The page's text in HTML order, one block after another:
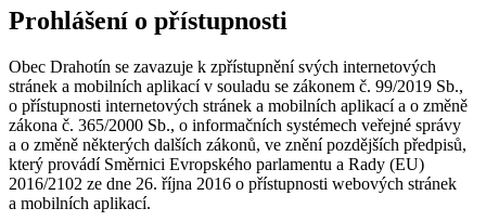
Prohlášení o přístupnosti
Obec Drahotín se zavazuje k zpřístupnění svých internetových
stránek a mobilních aplikací v souladu se zákonem č. 99/2019 Sb.,
o přístupnosti internetových stránek a mobilních aplikací a o změně
zákona č. 365/2000 Sb., o informačních systémech veřejné správy
a o změně některých dalších zákonů, ve znění pozdějších předpisů,
který provádí Směrnici Evropského parlamentu a Rady (EU)
2016/2102 ze dne 26. října 2016 o přístupnosti webových stránek
a mobilních aplikací.